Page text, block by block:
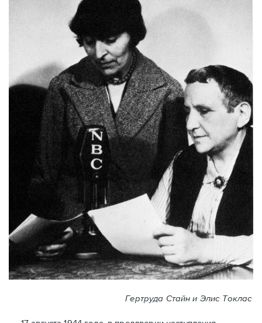
Гертруда Стайн и Элис Токлас